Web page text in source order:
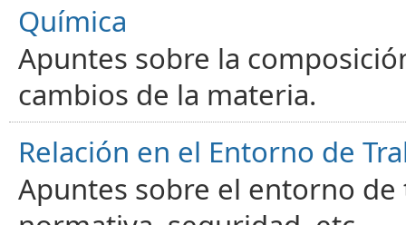
Química
Apuntes sobre la
cambios de la materia.
Relación en el Entorno de
Apuntes sobre el entorno